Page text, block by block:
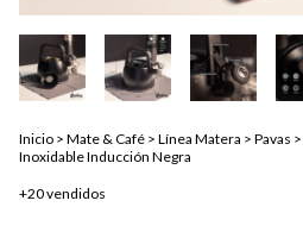
Inicio > Mate & Café > Línea Matera > Pavas >
Inoxidable Inducción Negra
+20 vendidos